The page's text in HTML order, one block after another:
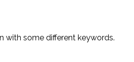
with some different keywords.